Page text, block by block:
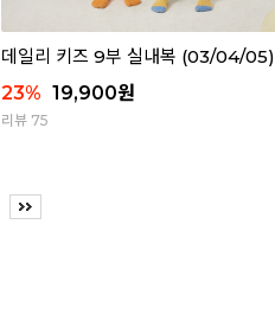
데일리 키즈 9부 실내복 (03/04/05)
23% 19,900원
리뷰 75